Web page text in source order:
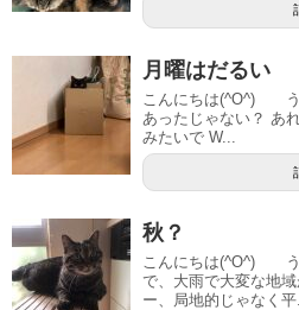
月曜はだるい
こんにちは(^O^) う
あったじゃない？ あ
みたいで W...
秋？
こんにちは(^O^) う
で、大雨で大変な地
ー、局地的じゃなく平